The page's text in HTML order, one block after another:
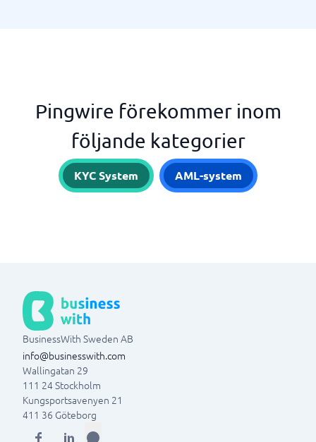
Pingwire förekommer inom
följande kategorier
KYC System AML-system
BusinessWith Sweden AB
info@businesswith.com
Wallingatan 29
111 24Stockholm
Kungsportsavenyen 21
411 36 Göteborg